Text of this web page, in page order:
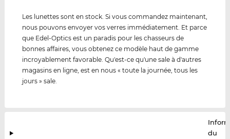
Les lunettes sont en stock. Si vous commandez maintenant,
nous pouvons envoyer vos verres immédiatement. Et parce
que Edel-Optics est un paradis pour les chasseurs de
bonnes affaires, vous obtenez ce modèle haut de gamme
incroyablement favorable. Qu'est-ce qu'une sale à d'autres
magasins en ligne, est en nous « toute la journée, tous les
jours » sale.
du